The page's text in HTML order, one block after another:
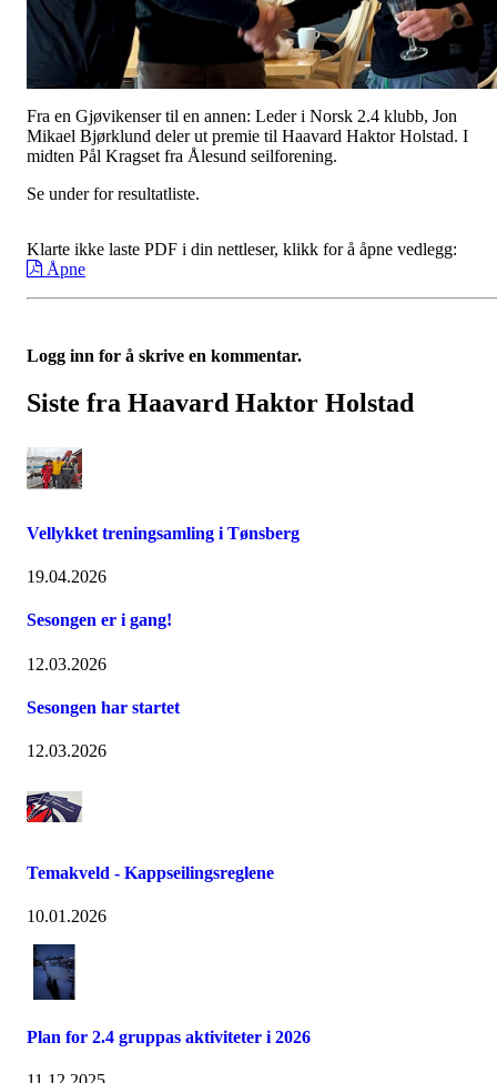
Fra en Gjøvikenser til en annen: Leder i Norsk 2.4 klubb, Jon
Mikael Bjørklund deler ut premie til Haavard Haktor Holstad. I
midten Pål Kragset fra Ålesund seilforening.
Se under for resultatliste.
Klarte ikke laste PDF i din nettleser, klikk for å åpne vedlegg:
Åpne
Logg inn for å skrive en kommentar.
Siste fra Haavard Haktor Holstad
Vellykket treningsamling i Tønsberg
19.04.2026
Sesongen er i gang!
12.03.2026
Sesongen har startet
12.03.2026
Temakveld - Kappseilingsreglene
10.01.2026
Plan for 2.4 gruppas aktiviteter i 2026